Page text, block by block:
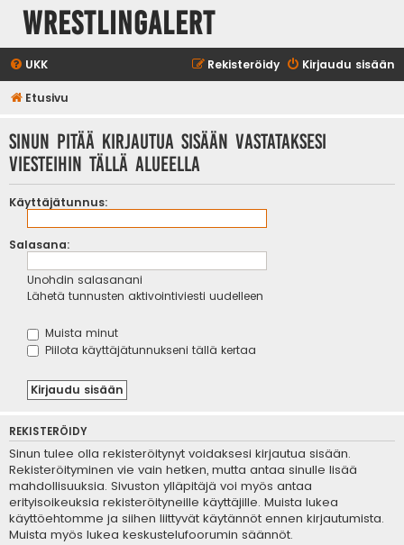
WrestlingAlert
UKK Kirjaudu sisään
Rekisteröidy
Etusivu
Sinun pitää kirjautua sisään vastataksesi
viesteihin tällä alueella
Käyttäjätunnus:
Salasana:
Unohdin salasanani
Lähetä tunnusten aktivointiviesti uudelleen
Muista minut
Piilota käyttäjätunnukseni tällä kertaa
REKISTERÖIDY
Sinun tulee olla rekisteröitynyt voidaksesi kirjautua sisään.
Rekisteröityminen vie vain hetken, mutta antaa sinulle lisää
mahdollisuuksia. Sivuston ylläpitäjä voi myös antaa
erityisoikeuksia rekisteröityneille käyttäjille. Muista lukea
käyttöehtomme ja siihen liittyvät käytännöt ennen kirjautumista.
Muista myös lukea keskustelufoorumin säännöt.